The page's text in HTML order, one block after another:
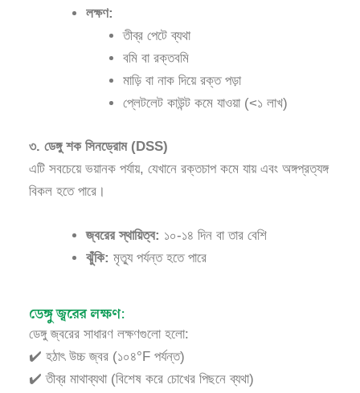
লক্ষণ:
তীব্র পেটে ব্যথা
বমি বা রক্তবমি
মাড়ি বা নাক দিয়ে রক্ত পড়া
প্লেটলেট কাউন্ট কমে যাওয়া (<১ লাখ)
৩. ডেঙ্গু শক সিনড্রোম (DSS)
এটি সবচেয়ে ভয়ানক পর্যায়, যেখানে রক্তচাপ কমে যায় এবং অঙ্গপ্রত্যঙ্গ
বিকল হতে পারে।
জ্বরের স্থায়িত্ব: ১০-১৪ দিন বা তার বেশি
ঝুঁকি: মৃত্যু পর্যন্ত হতে পারে
ডেঙ্গু জ্বরের লক্ষণ:
ডেঙ্গু জ্বরের সাধারণ লক্ষণগুলো হলো:
✔️ হঠাৎ উচ্চ জ্বর (১০৪°F পর্যন্ত)
✔️ তীব্র মাথাব্যথা (বিশেষ করে চোখের পিছনে ব্যথা)